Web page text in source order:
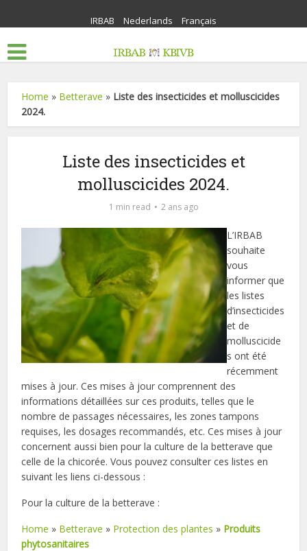
IRBAB Nederlands Français
Home » Betterave » Liste des insecticides et molluscicides
2024.
Liste des insecticides et
molluscicides 2024.
1 min read 2 ans ago
L’IRBAB
souhaite
vous
informer que
les listes
d’insecticides
et de
molluscicide
s ont été
récemment
mises à jour. Ces mises à jour comprennent des
informations détaillées sur ces produits, telles que le
nombre de passages nécessaires, les zones tampons
requises, les dosages recommandés, etc. Ces mises à jour
concernent aussi bien pour la culture de la betterave que
celle de la chicorée. Vous pouvez consulter ces listes en
suivant les liens ci-dessous :
Pour la culture de la betterave :
Home » Betterave » Protection des plantes » Produits
phytosanitaires